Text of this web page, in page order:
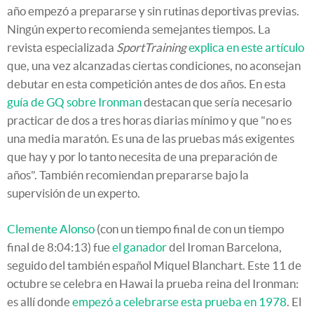
año empezó a prepararse y sin rutinas deportivas previas.
Ningún experto recomienda semejantes tiempos. La
revista especializada SportTrainingexplica en este artículo
que, una vez alcanzadas ciertas condiciones, no aconsejan
debutar en esta competición antes de dos años. En esta
guía de GQ sobre Ironmandestacan que sería necesario
practicar de dos a tres horas diarias mínimo y que "no es
una media maratón. Es una de las pruebas más exigentes
que hay y por lo tanto necesita de una preparación de
años". También recomiendan prepararse bajo la
supervisión de un experto.
Clemente Alonso (con un tiempo final de con un tiempo
final de 8:04:13) fueel ganadordel Iroman Barcelona,
seguido del también español Miquel Blanchart. Este 11 de
octubre se celebra en Hawai la prueba reina del Ironman:
es allí dondeempezó a celebrarse esta prueba en 1978. El